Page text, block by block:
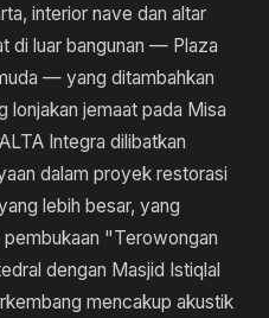
interior nave dan altar
di luar bangunan — Plaza
— yang ditambahkan
lonjakan jemaat pada Misa
Integra dilibatkan
dalam proyek restorasi
lebih besar, yang
"Terowongan
dengan Masjid Istiqlal
mencakup akustik